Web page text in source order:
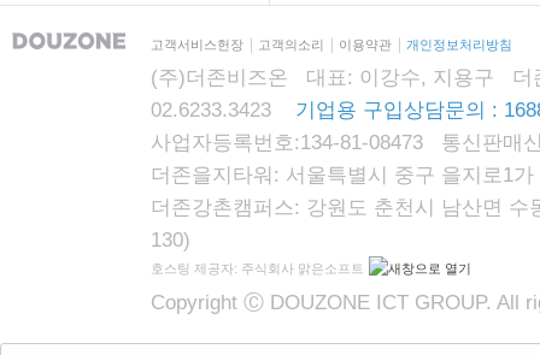
고객서비스헌장 고객의소리 이용약관 개인정보처리방침
(주)더존비즈온 대표: 이강수, 지용구 더
02.6233.3423 기업용 구입상담문의 :
사업자등록번호:134-81-08473 통신판매
더존을지타워: 서울특별시 중구 을지로1
더존강촌캠퍼스: 강원도 춘천시 남산면
130)
호스팅 제공자: 주식회사 맑은소프트
Copyright Ⓒ DOUZONE ICT GROUP. All